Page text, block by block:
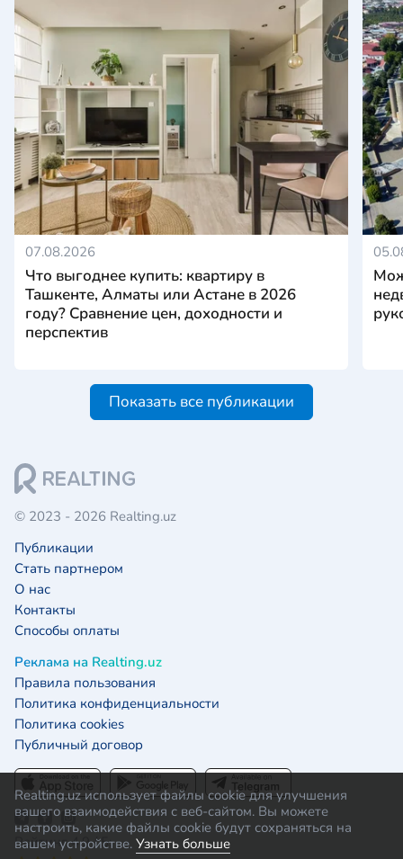
Realting.uz использует файлы cookie для улучшения
вашего взаимодействия с веб-сайтом. Вы можете
настроить, какие файлы cookie будут сохраняться на
вашем устройстве. Узнать больше
07.08.2026
Что выгоднее купить: квартиру в
Ташкенте, Алматы или Астане в 2026
году? Сравнение цен, доходности и
перспектив
Показать все публикации
© 2023 - 2026 Realting.uz
Публикации
Стать партнером
О нас
Контакты
Способы оплаты
Реклама на Realting.uz
Правила пользования
Политика конфиденциальности
Политика cookies
Публичный договор
Рейтинг 4.9 / 5: